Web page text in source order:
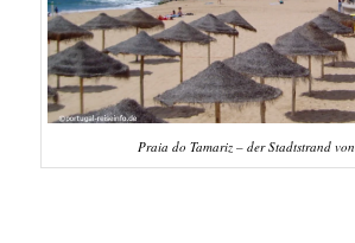
Praia do Tamariz – der Stadtstrand